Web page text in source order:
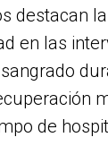
destacan
en las
de